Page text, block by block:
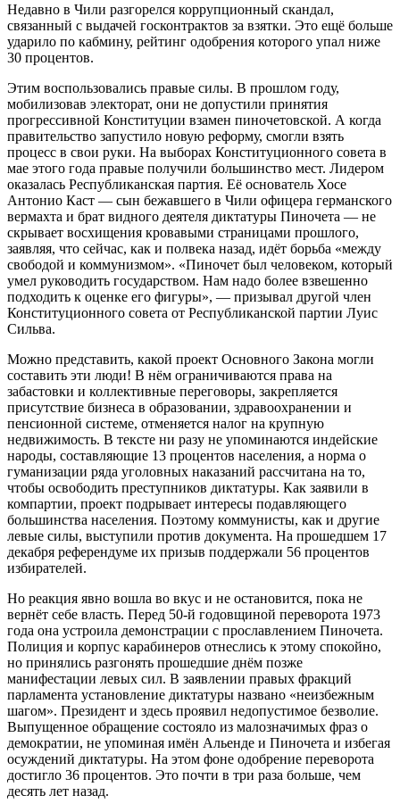
Недавно в Чили разгорелся коррупционный скандал,
связанный с выдачей госконтрактов за взятки. Это ещё больше
ударило по кабмину, рейтинг одобрения которого упал ниже
30 процентов.
Этим воспользовались правые силы. В прошлом году,
мобилизовав электорат, они не допустили принятия
прогрессивной Конституции взамен пиночетовской. А когда
правительство запустило новую реформу, смогли взять
процесс в свои руки. На выборах Конституционного совета в
мае этого года правые получили большинство мест. Лидером
оказалась Республиканская партия. Её основатель Хосе
Антонио Каст — сын бежавшего в Чили офицера германского
вермахта и брат видного деятеля диктатуры Пиночета — не
скрывает восхищения кровавыми страницами прошлого,
заявляя, что сейчас, как и полвека назад, идёт борьба «между
свободой и коммунизмом». «Пиночет был человеком, который
умел руководить государством. Нам надо более взвешенно
подходить к оценке его фигуры», — призывал другой член
Конституционного совета от Республиканской партии Луис
Сильва.
Можно представить, какой проект Основного Закона могли
составить эти люди! В нём ограничиваются права на
забастовки и коллективные переговоры, закрепляется
присутствие бизнеса в образовании, здравоохранении и
пенсионной системе, отменяется налог на крупную
недвижимость. В тексте ни разу не упоминаются индейские
народы, составляющие 13 процентов населения, а норма о
гуманизации ряда уголовных наказаний рассчитана на то,
чтобы освободить преступников диктатуры. Как заявили в
компартии, проект подрывает интересы подавляющего
большинства населения. Поэтому коммунисты, как и другие
левые силы, выступили против документа. На прошедшем 17
декабря референдуме их призыв поддержали 56 процентов
избирателей.
Но реакция явно вошла во вкус и не остановится, пока не
вернёт себе власть. Перед 50-й годовщиной переворота 1973
года она устроила демонстрации с прославлением Пиночета.
Полиция и корпус карабинеров отнеслись к этому спокойно,
но принялись разгонять прошедшие днём позже
манифестации левых сил. В заявлении правых фракций
парламента установление диктатуры названо «неизбежным
шагом». Президент и здесь проявил недопустимое безволие.
Выпущенное обращение состояло из малозначимых фраз о
демократии, не упоминая имён Альенде и Пиночета и избегая
осуждений диктатуры. На этом фоне одобрение переворота
достигло 36 процентов. Это почти в три раза больше, чем
десять лет назад.